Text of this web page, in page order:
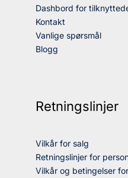
Dashbord for
Kontakt
Vanlige spørsmål
Blogg
Retningslinjer
Vilkår for salg
Retningslinjer for
Vilkår og betingelser